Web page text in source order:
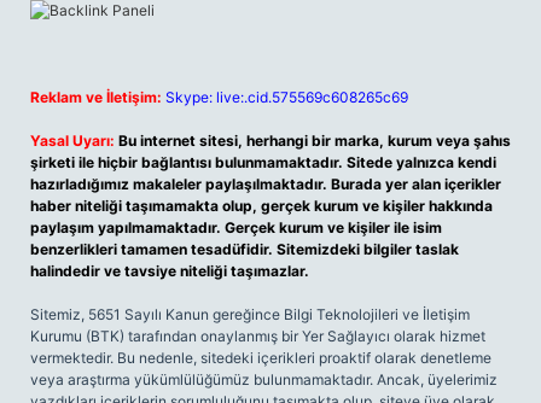
Reklam ve İletişim: Skype: live:.cid.575569c608265c69
Yasal Uyarı: Bu internet sitesi, herhangi bir marka, kurum veya şahıs
şirketi ile hiçbir bağlantısı bulunmamaktadır. Sitede yalnızca kendi
hazırladığımız makaleler paylaşılmaktadır. Burada yer alan içerikler
haber niteliği taşımamakta olup, gerçek kurum ve kişiler hakkında
paylaşım yapılmamaktadır. Gerçek kurum ve kişiler ile isim
benzerlikleri tamamen tesadüfidir. Sitemizdeki bilgiler taslak
halindedir ve tavsiye niteliği taşımazlar.
Sitemiz, 5651 Sayılı Kanun gereğince Bilgi Teknolojileri ve İletişim
Kurumu (BTK) tarafından onaylanmış bir Yer Sağlayıcı olarak hizmet
vermektedir. Bu nedenle, sitedeki içerikleri proaktif olarak denetleme
veya araştırma yükümlülüğümüz bulunmamaktadır. Ancak, üyelerimiz